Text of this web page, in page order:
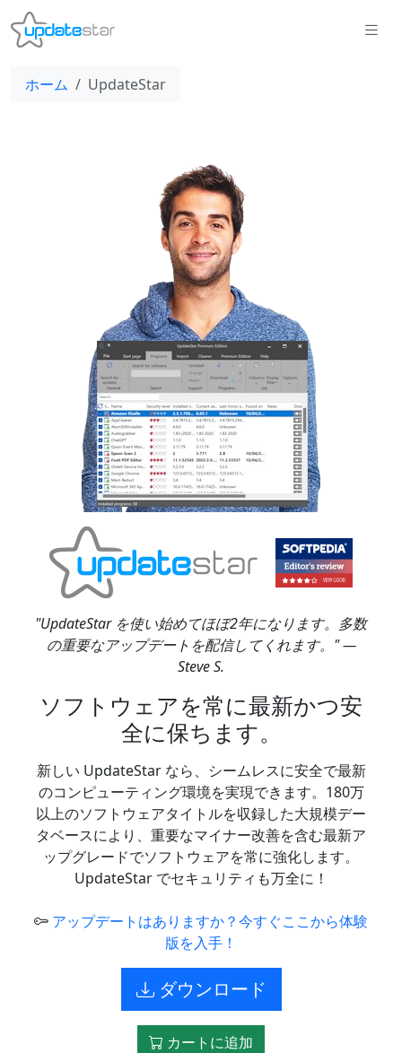
ホーム UpdateStar
"UpdateStar を使い始めてほぼ2年になります。多数
の重要なアップデートを配信してくれます。" —
Steve S.
ソフトウェアを常に最新かつ安
全に保ちます。
新しい UpdateStar なら、シームレスに安全で最新
のコンピューティング環境を実現できます。180万
以上のソフトウェアタイトルを収録した大規模デー
タベースにより、重要なマイナー改善を含む最新ア
ップグレードでソフトウェアを常に強化します。
UpdateStar でセキュリティも万全に！
アップデートはありますか？今すぐここから体験
版を入手！
ダウンロード
カートに追加